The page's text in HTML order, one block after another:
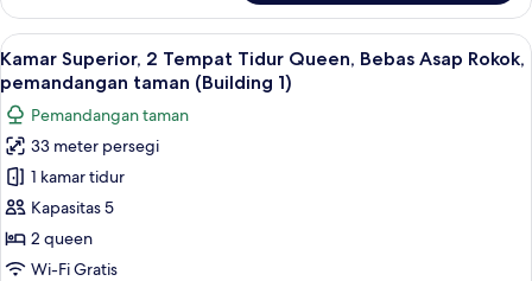
Kamar
Ekonomi,
2
Tempat
Tidur
Double,
Bebas
Asap
Rokok
(Building
6)
Lihat
semua
foto
untuk
Kamar
Superior,
2
Tempat
Tidur
Bantalan ekstra lembut, brankas, dan
15
Kamar Superior, 2 Tempat Tidur Queen, Bebas Asap Rokok,
pemandangan taman (Building 1)
Pemandangan taman
33 meter persegi
1 kamar tidur
Kapasitas 5
2 queen
Wi-Fi Gratis